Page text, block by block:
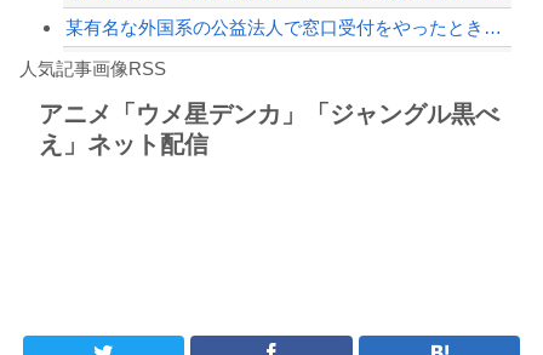
Powered by livedoor 相互RSS
某有名な外国系の公益法人で窓口受付をやったとき、シフト外しみたいな人をシフト表で...
実況「金メダルをとった萩野には俺さんへの挑戦権を手にしました！」俺「ほう君が萩野...
8/4のニュース
人気記事画像RSS
アニメ「ウメ星デンカ」「ジャングル黒べ
え」ネット配信